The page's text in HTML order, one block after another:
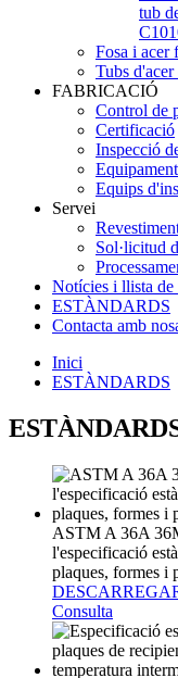
tub
Fosa i acer
Tubs
FABRICACIÓ
Control de
Certificació
Inspecció
Equips
Servei
Sol·licitud
Notícies i llista de
ESTÀNDARDS
Contacta amb
Inici
ESTÀNDARDS
ASTM A 36A
l'especificació
plaques, formes i
Consulta